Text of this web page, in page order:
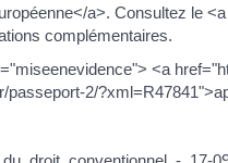
a>. Consultez le
complémentaires.
<a
2/